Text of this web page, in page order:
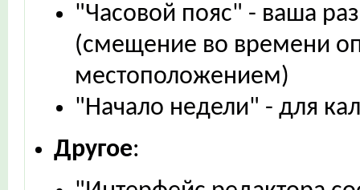
"Часовой пояс" - ваша
(смещение во времени
местоположением)
"Начало недели" - для
Другое: